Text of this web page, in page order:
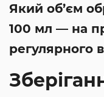
Який об’єм
100 мл — на
регулярного